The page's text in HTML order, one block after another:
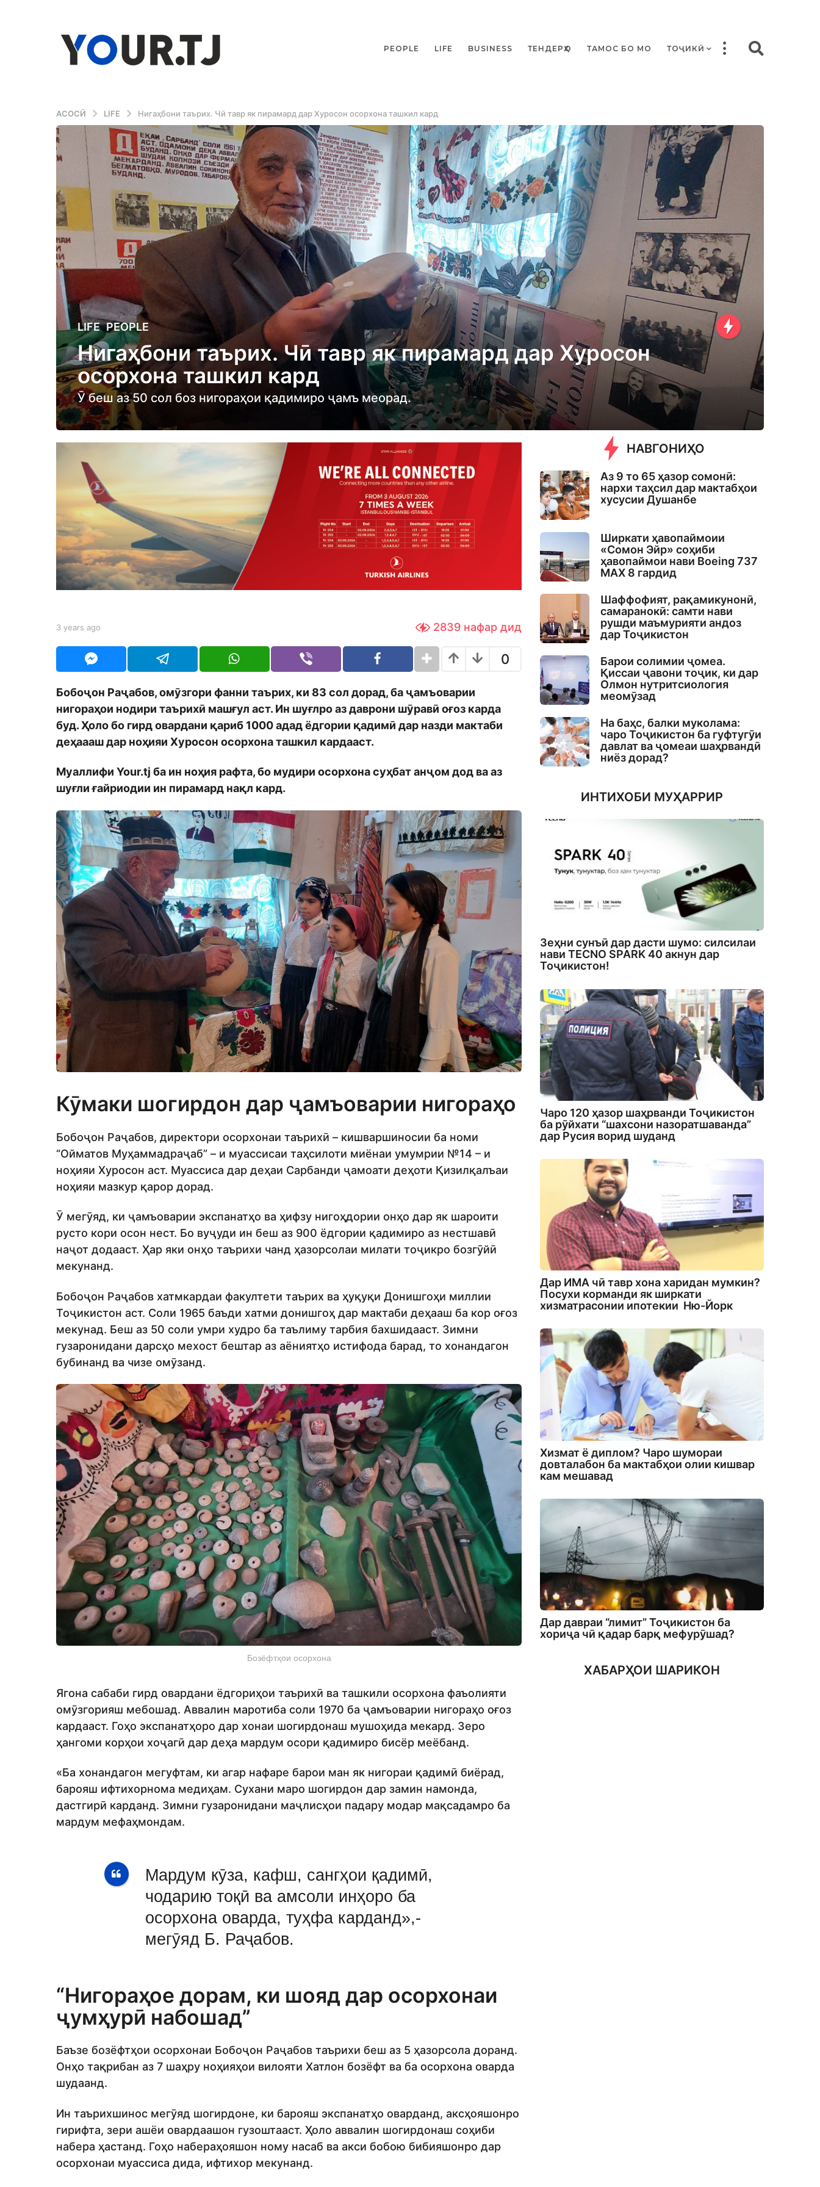
PEOPLE LIFE BUSINESS ТЕНДЕРҲО ТАМОС БО МО ТОҶИКӢ
АСОСӢ LIFE Нигаҳбони таърих. Чӣ тавр як пирамард дар Хуросон осорхона ташкил кард
3
y
e
a
r
s
a
3
y
a
r
s
a
g
LIFE ,PEOPLE
Нигаҳбони таърих. Чӣ тавр як пирамард дар Хуросон
осорхона ташкил кард
Ӯ беш аз 50 сол боз нигораҳои қадимиро ҷамъ меорад.
b
S
o
m
o
n
3 years ago
r
a
g
2839 нафар дид
0
Бобоҷон Раҷабов, омӯзгори фанни таърих, ки 83 сол дорад, ба ҷамъоварии
нигораҳои нодири таърихӣ машғул аст. Ин шуғлро аз даврони шӯравӣ оғоз карда
буд. Ҳоло бо гирд овардани қариб 1000 адад ёдгории қадимӣ дар назди мактаби
деҳаааш дар ноҳияи Хуросон осорхона ташкил кардааст.
Муаллифи Your.tj ба ин ноҳия рафта, бо мудири осорхона суҳбат анҷом дод ва аз
шуғли ғайриодии ин пирамард нақл кард.
Кӯмаки шогирдон дар ҷамъоварии нигораҳо
Бобоҷон Раҷабов, директори осорхонаи таърихӣ – кишваршиносии ба номи
“Ойматов Муҳаммадраҷаб” – и муассисаи таҳсилоти миёнаи умумрии №14 – и
ноҳияи Хуросон аст. Муассиса дар деҳаи Сарбанди ҷамоати деҳоти Қизилқалъаи
ноҳияи мазкур қарор дорад.
Ӯ мегӯяд, ки ҷамъоварии экспанатҳо ва ҳифзу нигоҳдории онҳо дар як шароити
русто кори осон нест. Бо вуҷуди ин беш аз 900 ёдгории қадимиро аз нестшавӣ
наҷот додааст. Ҳар яки онҳо таърихи чанд ҳазорсолаи милати тоҷикро бозгӯйӣ
мекунанд.
Бобоҷон Раҷабов хатмкардаи факултети таърих ва ҳуқуқи Донишгоҳи миллии
Тоҷикистон аст. Соли 1965 баъди хатми донишгоҳ дар мактаби деҳааш ба кор оғоз
мекунад. Беш аз 50 соли умри худро ба таълиму тарбия бахшидааст. Зимни
гузаронидани дарсҳо мехост бештар аз аёниятҳо истифода барад, то хонандагон
бубинанд ва чизе омӯзанд.
Бозёфтҳои осорхона
Ягона сабаби гирд овардани ёдгориҳои таърихӣ ва ташкили осорхона фаъолияти
омӯзгорияш мебошад. Аввалин маротиба соли 1970 ба ҷамъоварии нигораҳо оғоз
кардааст. Гоҳо экспанатҳоро дар хонаи шогирдонаш мушоҳида мекард. Зеро
ҳангоми корҳои хоҷагӣ дар деҳа мардум осори қадимиро бисёр меёбанд.
«Ба хонандагон мегуфтам, ки агар нафаре барои ман як нигораи қадимӣ биёрад,
барояш ифтихорнома медиҳам. Сухани маро шогирдон дар замин намонда,
дастгирӣ карданд. Зимни гузаронидани маҷлисҳои падару модар мақсадамро ба
мардум мефаҳмондам.
Мардум кӯза, кафш, сангҳои қадимӣ,
чодарию тоқӣ ва амсоли инҳоро ба
осорхона оварда, туҳфа карданд»,-
мегӯяд Б. Раҷабов.
“Нигораҳое дорам, ки шояд дар осорхонаи
ҷумҳурӣ набошад”
Баъзе бозёфтҳои осорхонаи Бобоҷон Раҷабов таърихи беш аз 5 ҳазорсола доранд.
Онҳо тақрибан аз 7 шаҳру ноҳияҳои вилояти Хатлон бозёфт ва ба осорхона оварда
шудаанд.
Ин таърихшинос мегӯяд шогирдоне, ки барояш экспанатҳо оварданд, аксҳояшонро
гирифта, зери ашёи овардаашон гузоштааст. Ҳоло аввалин шогирдонаш соҳиби
набера ҳастанд. Гоҳо набераҳояшон ному насаб ва акси бобою бибияшонро дар
осорхонаи муассиса дида, ифтихор мекунанд.
НАВГОНИҲО
Аз 9 то 65 ҳазор сомонӣ:
нархи таҳсил дар мактабҳои
хусусии Душанбе
Ширкати ҳавопаймоии
«Сомон Эйр» соҳиби
ҳавопаймои нави Boeing 737
MAX 8 гардид
Шаффофият, рақамикунонӣ,
самаранокӣ: самти нави
рушди маъмурияти андоз
дар Тоҷикистон
Барои солимии ҷомеа.
Қиссаи ҷавони тоҷик, ки дар
Олмон нутритсиология
меомӯзад
На баҳс, балки муколама:
чаро Тоҷикистон ба гуфтугӯи
давлат ва ҷомеаи шаҳрвандӣ
ниёз дорад?
ИНТИХОБИ МУҲАРРИР
Зеҳни сунъӣ дар дасти шумо: силсилаи
нави TECNO SPARK 40 акнун дар
Тоҷикистон!
Чаро 120 ҳазор шаҳрванди Тоҷикистон
ба рӯйхати “шахсони назоратшаванда”
дар Русия ворид шуданд
Дар ИМА чӣ тавр хона харидан мумкин?
Посухи корманди як ширкати
хизматрасонии ипотекии Ню-Йорк
Хизмат ё диплом? Чаро шумораи
довталабон ба мактабҳои олии кишвар
кам мешавад
Дар давраи “лимит” Тоҷикистон ба
хориҷа чӣ қадар барқ мефурӯшад?
ХАБАРҲОИ ШАРИКОН